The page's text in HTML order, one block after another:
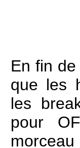
En fin
que les
les
pour